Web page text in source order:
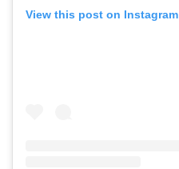
View this post on Instagram